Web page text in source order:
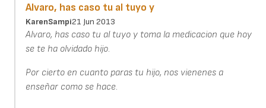
Alvaro, has caso tu al tuyo y
KarenSampi21 Jun 2013
Alvaro, has caso tu al tuyo y toma la medicacion que hoy
se te ha olvidado hijo.
Por cierto en cuanto paras tu hijo, nos vienenes a
enseñar como se hace.